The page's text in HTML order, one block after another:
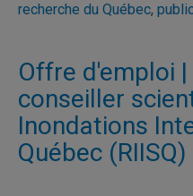
recherche du Québec,
Offre d'emploi
conseiller
Inondations
Québec (RIISQ)